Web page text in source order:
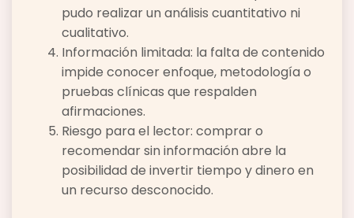
pudo realizar un análisis cuantitativo ni
cualitativo.
Información limitada: la falta de contenido
impide conocer enfoque, metodología o
pruebas clínicas que respalden
afirmaciones.
Riesgo para el lector: comprar o
recomendar sin información abre la
posibilidad de invertir tiempo y dinero en
un recurso desconocido.